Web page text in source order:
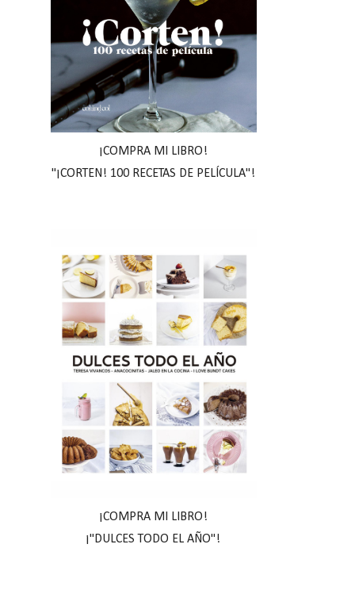
¡COMPRA MI LIBRO!
"¡CORTEN! 100 RECETAS DE PELÍCULA"!
¡COMPRA MI LIBRO!
¡"DULCES TODO EL AÑO"!